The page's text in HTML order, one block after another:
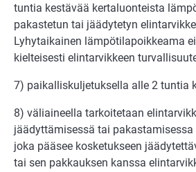
tuntia kestävää kertaluonteista
pakastetun tai jäädytetyn
Lyhytaikainen lämpötilapoikkeama
kielteisesti elintarvikkeen
7) paikalliskuljetuksella alle 2 tuntia
8) väliaineella tarkoitetaan
jäädyttämisessä tai
joka pääsee kosketukseen
tai sen pakkauksen kanssa